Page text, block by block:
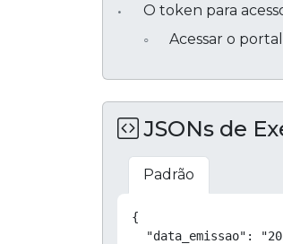
O token para
Acessar o
JSONs de
Padrão
{
"data_emissao":